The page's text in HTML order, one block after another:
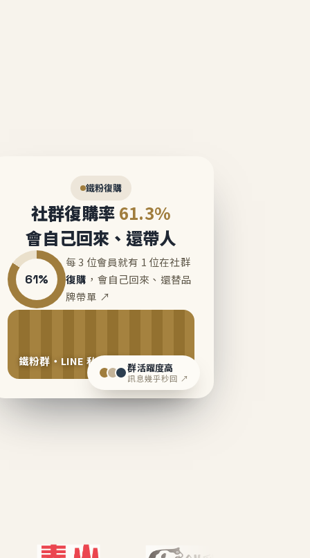
鐵粉復購
社群復購率 61.3%
會自己回來、還帶人
61%
每 3 位會員就有 1 位在社群
復購 ，會自己回來、還替品
牌帶單 ↗
鐵粉群・LINE 私域運營中群活躍度高
訊息幾乎秒回 ↗